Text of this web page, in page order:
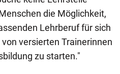
die Möglichkeit,
Lehrberuf für sich
versierten Trainerinnen
zu starten."